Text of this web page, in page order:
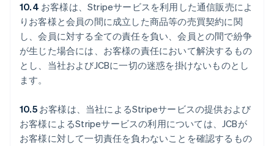
10.4 お客様は、Stripeサービスを利用した通信販売によ
りお客様と会員の間に成立した商品等の売買契約に関
し、会員に対する全ての責任を負い、会員との間で紛争
が生じた場合には、お客様の責任において解決するもの
とし、当社およびJCBに一切の迷惑を掛けないものとし
ます。
10.5お客様は、当社によるStripeサービスの提供および
お客様によるStripeサービスの利用については、JCBが
お客様に対して一切責任を負わないことを確認するもの